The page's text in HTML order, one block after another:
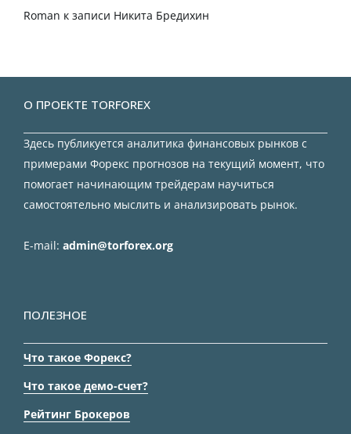
Roman к записи Никита Бредихин
О ПРОЕКТЕ TORFOREX
Здесь публикуется аналитика финансовых рынков с
примерами Форекс прогнозов на текущий момент, что
помогает начинающим трейдерам научиться
самостоятельно мыслить и анализировать рынок.
E-mail: admin@torforex.org
ПОЛЕЗНОЕ
Что такое Форекс?
Что такое демо-счет?
Рейтинг Брокеров